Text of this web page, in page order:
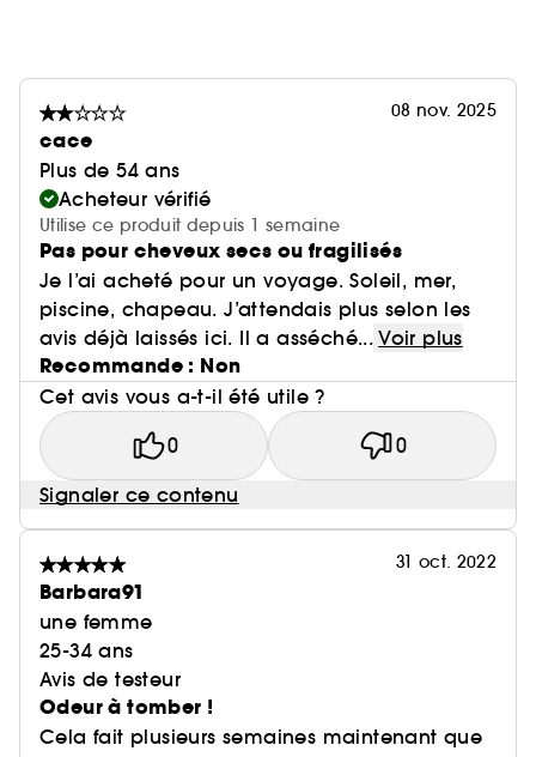
08 nov. 2025
cace
Plus de 54 ans
Acheteur vérifié
Utilise ce produit depuis 1 semaine
Pas pour cheveux secs ou fragilisés
Je l’ai acheté pour un voyage. Soleil, mer,
piscine, chapeau. J’attendais plus selon les
avis déjà laissés ici. Il a asséché... Voir plus
Recommande : Non
Cet avis vous a-t-il été utile ?
0 0
Signaler ce contenu
31 oct. 2022
Barbara91
une femme
25-34 ans
Avis de testeur
Odeur à tomber !
Cela fait plusieurs semaines maintenant que